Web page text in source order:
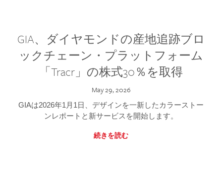
GIA、ダイヤモンドの産地追跡ブロ
ックチェーン・プラットフォーム
「Tracr」の株式30％を取得
May 29, 2026
GIAは2026年1月1日、デザインを一新したカラーストー
ンレポートと新サービスを開始します。
続きを読む